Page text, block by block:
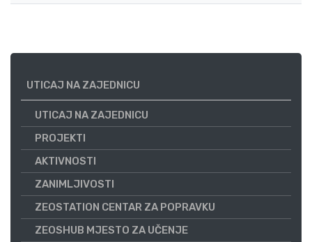
UTICAJ NA ZAJEDNICU
UTICAJ NA ZAJEDNICU
PROJEKTI
AKTIVNOSTI
ZANIMLJIVOSTI
ZEOSTATION CENTAR ZA POPRAVKU
ZEOSHUB MJESTO ZA UČENJE